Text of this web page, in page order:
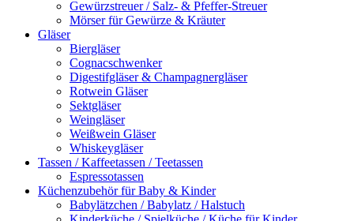
Gewürzstreuer / Salz- & Pfeffer-Streuer
Mörser für Gewürze & Kräuter
Gläser
Biergläser
Cognacschwenker
Digestifgläser & Champagnergläser
Rotwein Gläser
Sektgläser
Weingläser
Weißwein Gläser
Whiskeygläser
Tassen / Kaffeetassen / Teetassen
Espressotassen
Küchenzubehör für Baby & Kinder
Babylätzchen / Babylatz / Halstuch